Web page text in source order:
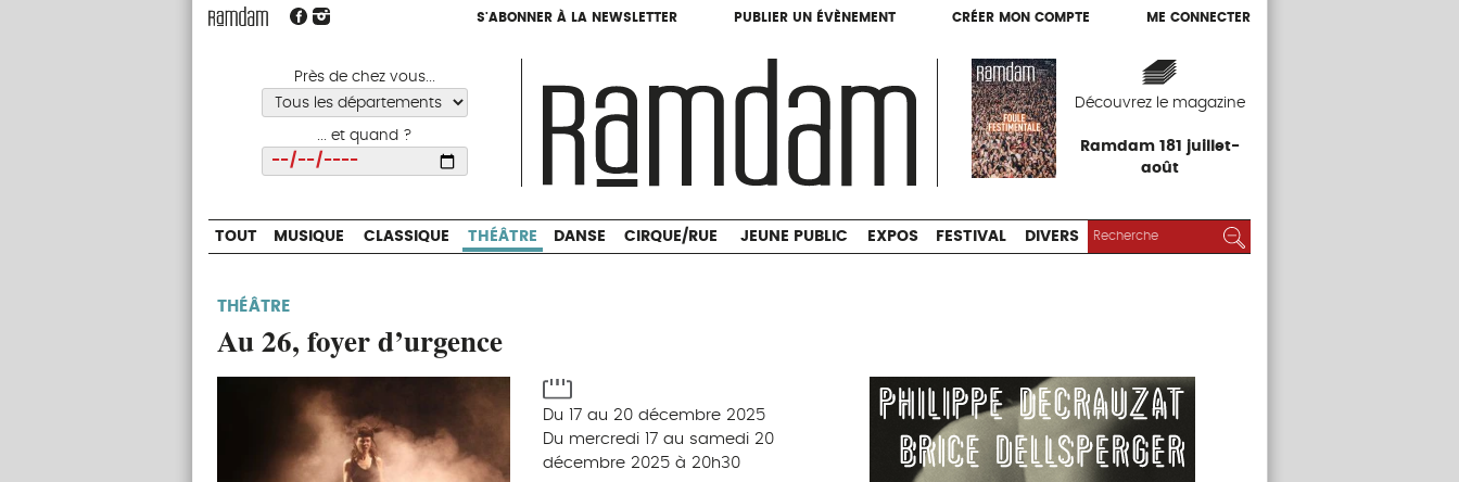
S'ABONNER À LA NEWSLETTER PUBLIER UN ÉVÈNEMENT CRÉER MON COMPTE ME CONNECTER
Près de chez vous...
... et quand ?
Découvrez le magazine
Ramdam 181 juillet-
août
S'ABONNER À LA NEWSLETTER PUBLIER UN ÉVÈNEMENT CRÉER MON COMPTE ME CONNECTER
CIRQUE/RUE JEUNE PUBLIC EXPOS
TOUT MUSIQUE CLASSIQUE THÉÂTRE DANSE CIRQUE/RUE JEUNE PUBLIC EXPOS FESTIVAL DIVERS RECHERCHER :
THÉÂTRE
Au 26, foyer d’urgence
Du 17 au 20 décembre 2025
Du mercredi 17 au samedi 20
décembre 2025 à 20h30